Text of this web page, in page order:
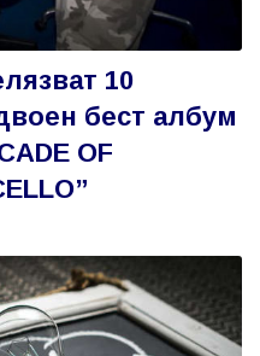
10
бест албум
OF